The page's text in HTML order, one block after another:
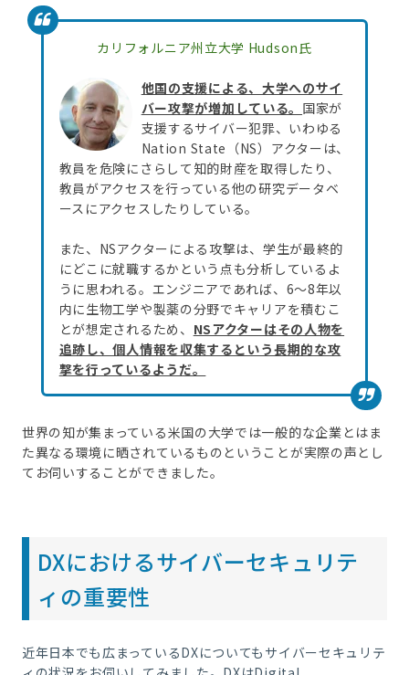
カリフォルニア州立大学 Hudson氏
他国の支援による、大学へのサイ
バー攻撃が増加している。 国家が
支援するサイバー犯罪、いわゆる
Nation State（NS）アクターは、
教員を危険にさらして知的財産を取得したり、
教員がアクセスを行っている他の研究データベ
ースにアクセスしたりしている。
また、NSアクターによる攻撃は、学生が最終的
にどこに就職するかという点も分析しているよ
うに思われる。エンジニアであれば、6～8年以
内に生物工学や製薬の分野でキャリアを積むこ
とが想定されるため、 NSアクターはその人物を
追跡し、個人情報を収集するという長期的な攻
撃を行っているようだ。
世界の知が集まっている米国の大学では一般的な企業とはま
た異なる環境に晒されているものということが実際の声とし
てお伺いすることができました。
DXにおけるサイバーセキュリテ
ィの重要性
近年日本でも広まっているDXについてもサイバーセキュリテ